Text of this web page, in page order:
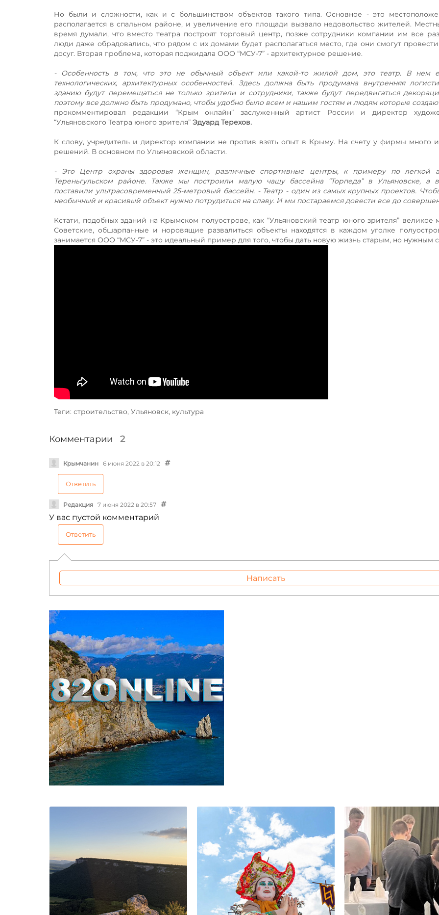
Но были и сложности, как и с большинством объектов такого типа. Основное - это
располагается в спальном районе, и увеличение его площади вызвало недовольство жителей.
время думали, что вместо театра построят торговый центр, позже сотрудники компании им все
люди даже обрадовались, что рядом с их домами будет располагаться место, где они смогут провести
досуг. Вторая проблема, которая поджидала ООО “МСУ-7” - архитектурное решение.
- Особенность в том, что это не обычный объект или какой-то жилой дом, это театр. В нем
технологических, архитектурных особенностей. Здесь должна быть продумана внутренняя
зданию будут перемещаться не только зрители и сотрудники, также будут передвигаться
поэтому все должно быть продумано, чтобы удобно было всем и нашим гостям и людям которые
прокомментировал редакции “Крым онлайн” заслуженный артист России и директор
“Ульяновского Театра юного зрителя” Эдуард Терехов.
К слову, учредитель и директор компании не против взять опыт в Крыму. На счету у фирмы много
решений. В основном по Ульяновской области.
- Это Центр охраны здоровья женщин, различные спортивные центры, к примеру по легкой
Тереньгульском районе. Также мы построили малую чашу бассейна “Торпеда” в Ульяновске, а
поставили ультрасовременный 25-метровый бассейн. - Театр - один из самых крупных проектов.
необычный и красивый объект нужно потрудиться на славу. И мы постараемся довести все до
Кстати, подобных зданий на Крымском полуострове, как “Ульяновский театр юного зрителя” великое
Советские, обшарпанные и норовящие развалиться объекты находятся в каждом уголке
занимается ООО “МСУ-7” - это идеальный пример для того, чтобы дать новую жизнь старым, но нужным
Теги: строительство, Ульяновск, культура
Комментарии 2
Крымчанин 6 июня 2022 в 20:12
Ответить
Редакция 7 июня 2022 в 20:57
У вас пустой комментарий
Ответить
Написать